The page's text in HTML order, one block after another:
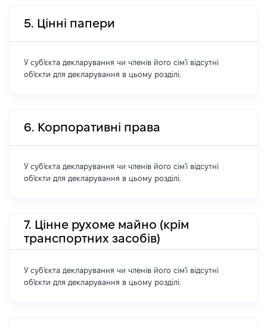
5. Цінні папери
У суб'єкта декларування чи членів його сім'ї відсутні
об'єкти для декларування в цьому розділі.
6. Корпоративні права
У суб'єкта декларування чи членів його сім'ї відсутні
об'єкти для декларування в цьому розділі.
7. Цінне рухоме майно (крім
транспортних засобів)
У суб'єкта декларування чи членів його сім'ї відсутні
об'єкти для декларування в цьому розділі.